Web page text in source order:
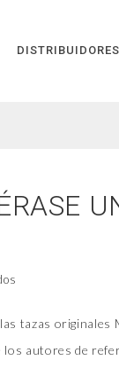
DISTRIBUIDORES
tazas originales
los autores de